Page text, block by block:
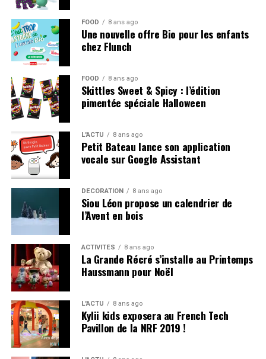
géantes et étincelantes dans leur costume de lumière
pour un spectacle féérique, à destination des enfants
de 4 à 10 ans
Les enfants familiers de la méthode d’apprentissage de
la lecture prendront alors plaisir à retrouver des
personnages phares comme Olibrius, Petit
Malin,Cosmopolux, la fée, sans oublier la vilaine sorcière
Furiosa qui a encore préparer un plan diabolique pour
FOOD 8 ans ago
Une nouvelle offre Bio pour les enfants
chez Flunch
FOOD 8 ans ago
Skittles Sweet & Spicy : l’édition
pimentée spéciale Halloween
L'ACTU 8 ans ago
Petit Bateau lance son application
vocale sur Google Assistant
DÉCORATION 8 ans ago
Siou Léon propose un calendrier de
l’Avent en bois
ACTIVITÉS 8 ans ago
La Grande Récré s’installe au Printemps
Haussmann pour Noël
L'ACTU 8 ans ago
Kylii kids exposera au French Tech
Pavillon de la NRF 2019 !